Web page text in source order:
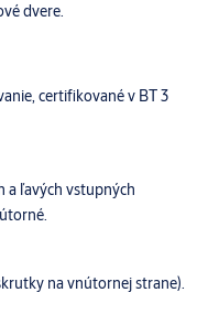
dvere.
certifikované v BT 3
a ľavých vstupných
na vnútornej strane).